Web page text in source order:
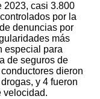
2023, casi 3.800
por la
denuncias por
más
especial para
de seguros de
dieron
y 4 fueron
velocidad.